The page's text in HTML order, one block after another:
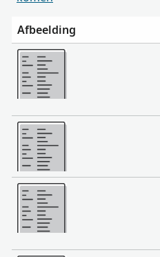
Afbeelding
Meer
Meer
Meer